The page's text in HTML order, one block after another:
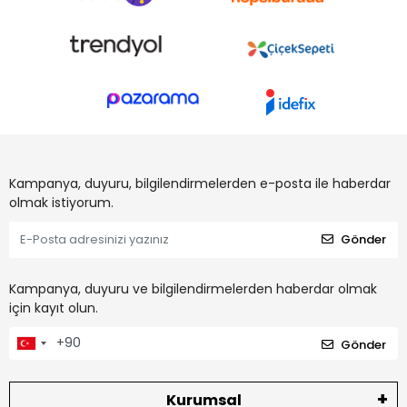
Kampanya, duyuru, bilgilendirmelerden e-posta ile haberdar
olmak istiyorum.
Gönder
Kampanya, duyuru ve bilgilendirmelerden haberdar olmak
için kayıt olun.
Gönder
Kurumsal